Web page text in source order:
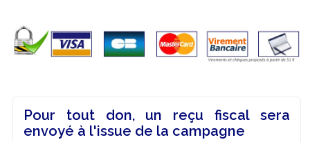
Pour tout don, un reçu fiscal sera
envoyé à l'issue de la campagne